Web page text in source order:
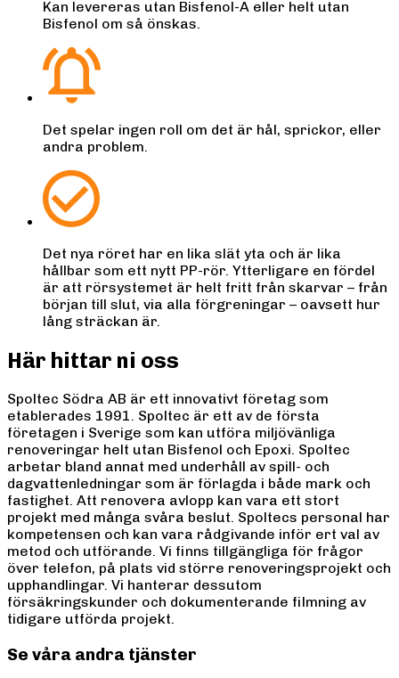
Kan levereras utan Bisfenol-A eller helt utan
Bisfenol om så önskas.
Det spelar ingen roll om det är hål, sprickor, eller
andra problem.
Det nya röret har en lika slät yta och är lika
hållbar som ett nytt PP-rör. Ytterligare en fördel
är att rörsystemet är helt fritt från skarvar – från
början till slut, via alla förgreningar – oavsett hur
lång sträckan är.
Här hittar ni oss
Spoltec Södra AB är ett innovativt företag som
etablerades 1991. Spoltec är ett av de första
företagen i Sverige som kan utföra miljövänliga
renoveringar helt utan Bisfenol och Epoxi. Spoltec
arbetar bland annat med underhåll av spill- och
dagvattenledningar som är förlagda i både mark och
fastighet. Att renovera avlopp kan vara ett stort
projekt med många svåra beslut. Spoltecs personal har
kompetensen och kan vara rådgivande inför ert val av
metod och utförande. Vi finns tillgängliga för frågor
över telefon, på plats vid större renoveringsprojekt och
upphandlingar. Vi hanterar dessutom
försäkringskunder och dokumenterande filmning av
tidigare utförda projekt.
Se våra andra tjänster